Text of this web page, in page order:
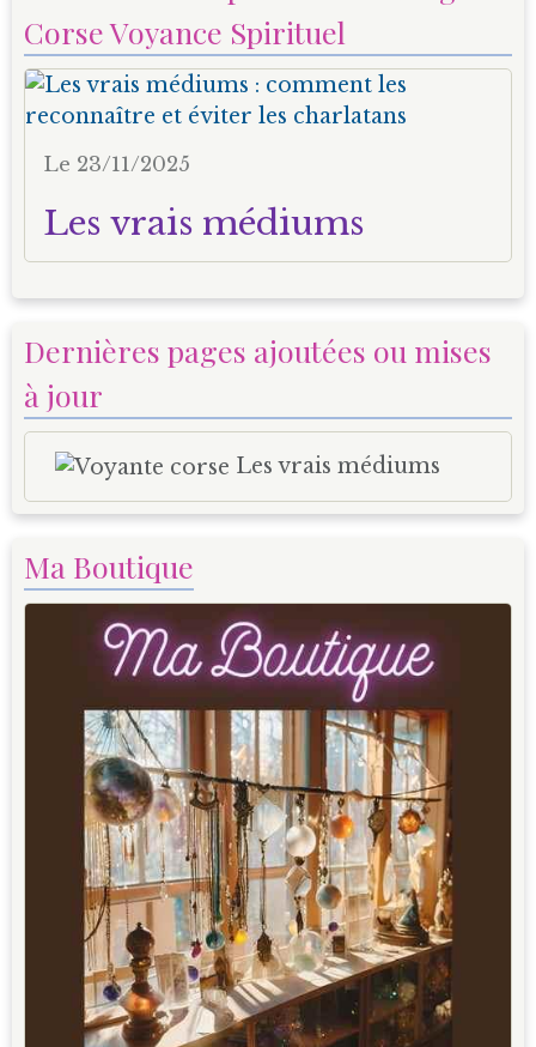
Corse Voyance Spirituel
Le 23/11/2025
Les vrais médiums
Dernières pages ajoutées ou mises
à jour
Les vrais médiums
Ma Boutique